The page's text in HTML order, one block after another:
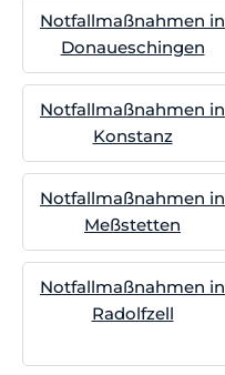
Notfallmaßnahmen in
Donaueschingen
Notfallmaßnahmen in
Konstanz
Notfallmaßnahmen in
Meßstetten
Notfallmaßnahmen in
Radolfzell